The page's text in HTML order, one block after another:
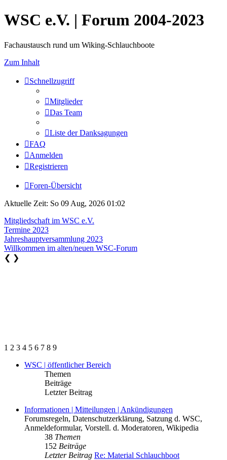
WSC e.V. | Forum 2004-2023
Fachaustausch rund um Wiking-Schlauchboote
Zum Inhalt
Schnellzugriff
Mitglieder
Das Team
Liste der Danksagungen
FAQ
Anmelden
Registrieren
Foren-Übersicht
Aktuelle Zeit: So 09 Aug, 2026 01:02
Mitgliedschaft im WSC e.V.
Termine 2023
Jahreshauptversammlung 2023
Willkommen im alten/neuen WSC-Forum
❮ ❯
1 2 3 4 5 6 7 8 9
WSC | öffentlicher Bereich
Themen
Beiträge
Letzter Beitrag
Informationen | Mitteilungen | Ankündigungen
Forumsregeln, Datenschutzerklärung, Satzung d. WSC,
Anmeldeformular, Vorstell. d. Moderatoren, Wikipedia
38 Themen
152 Beiträge
Letzter Beitrag Re: Material Schlauchboot